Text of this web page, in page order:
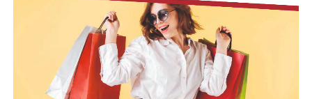
compartida y completan el podio con 8 de valoración
cada uno. El cuarto puesto tiene un triple empate entre
Pierre Gasly, compañero de Colapinto en Alpine; Liam
Lawson, de Racing Bulls; y George Russell, de Mercedes,
todos con 7,6.